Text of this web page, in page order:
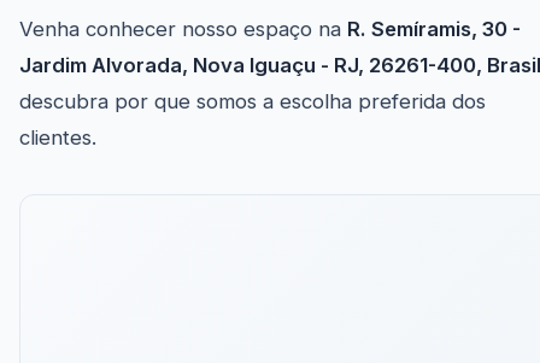
Venha conhecer nosso espaço na R. Semíramis, 30 -
Jardim Alvorada, Nova Iguaçu - RJ, 26261-400, Brasil
descubra por que somos a escolha preferida dos
clientes.